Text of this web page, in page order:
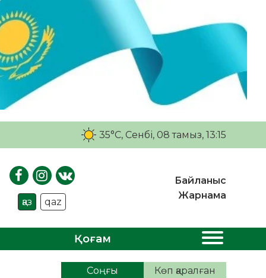
35°C, Сенбі, 08 тамыз, 13:15
қаз qaz
Байланыс
Жарнама
Қоғам
Соңғы Көп қаралған